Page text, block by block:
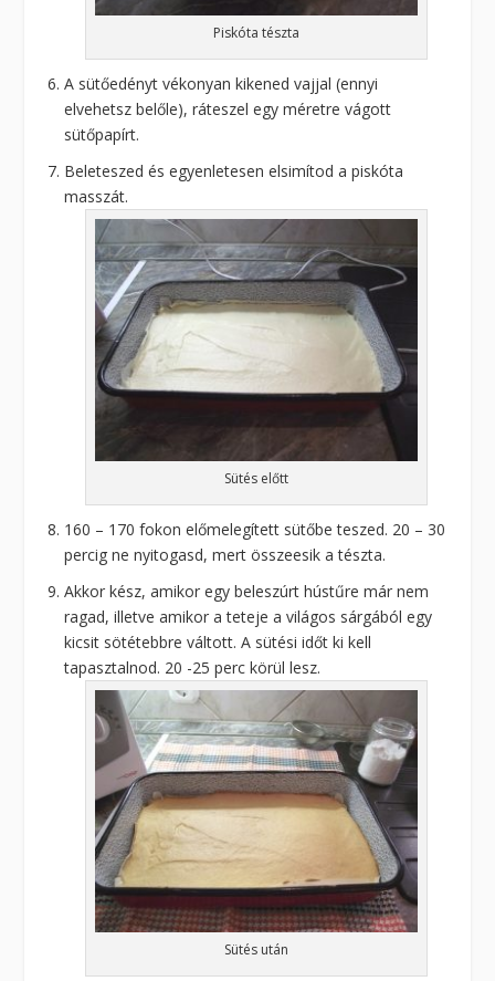
Piskóta tészta
A sütőedényt vékonyan kikened vajjal (ennyi
elvehetsz belőle), ráteszel egy méretre vágott
sütőpapírt.
Beleteszed és egyenletesen elsimítod a piskóta
masszát.
Sütés előtt
160 – 170 fokon előmelegített sütőbe teszed. 20 – 30
percig ne nyitogasd, mert összeesik a tészta.
Akkor kész, amikor egy beleszúrt hústűre már nem
ragad, illetve amikor a teteje a világos sárgából egy
kicsit sötétebbre váltott. A sütési időt ki kell
tapasztalnod. 20 -25 perc körül lesz.
Sütés után